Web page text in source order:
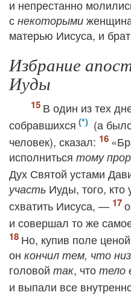
и непрестанно
с некоторыми
матерью Иисуса, и
Избрание
Иуды
В один из тех
собравшихся
(а
человек), сказал:
исполниться тому
Дух Святой устами
участь Иуды, того,
схватить Иисуса, —
и совершал то же
Но, купив поле ценой
он кончил тем, что
головой так, что тело
и выпали все